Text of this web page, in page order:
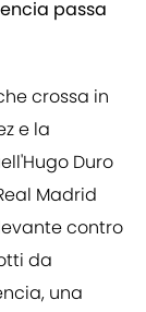
passa
crossa in
e la
Duro
Madrid
contro
da
una